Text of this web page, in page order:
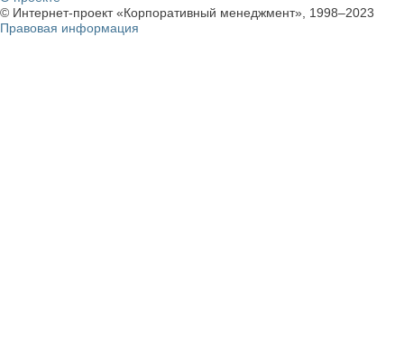
© Интернет-проект «Корпоративный менеджмент», 1998–2023
Правовая информация